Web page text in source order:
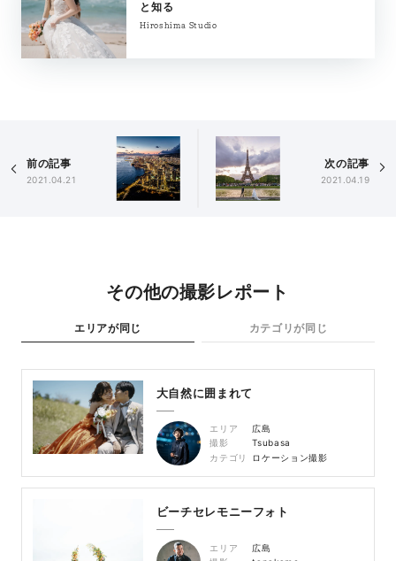
と知る
Hiroshima Studio
前の記事
2021.04.21
次の記事
2021.04.19
その他の撮影レポート
エリアが同じ カテゴリが同じ
大自然に囲まれて
エリア
広島
撮影
Tsubasa
カテゴリ
ロケーション撮影
ビーチセレモニーフォト
エリア
広島